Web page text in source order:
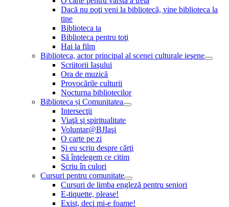
Dacă nu poţi veni la bibliotecă, vine biblioteca la
tine
Biblioteca ta
Biblioteca pentru toţi
Hai la film
Biblioteca, actor principal al scenei culturale ieşene
Scriitorii Iaşului
Ora de muzică
Provocările culturii
Nocturna bibliotecilor
Biblioteca și Comunitatea
Intersecţii
Viaţă şi spiritualitate
Voluntar@BJIaşi
O carte pe zi
Şi eu scriu despre cărţi
Să înţelegem ce citim
Scriu în culori
Cursuri pentru comunitate
Cursuri de limba engleză pentru seniori
E-tiquette, please!
Exist, deci mi-e foame!